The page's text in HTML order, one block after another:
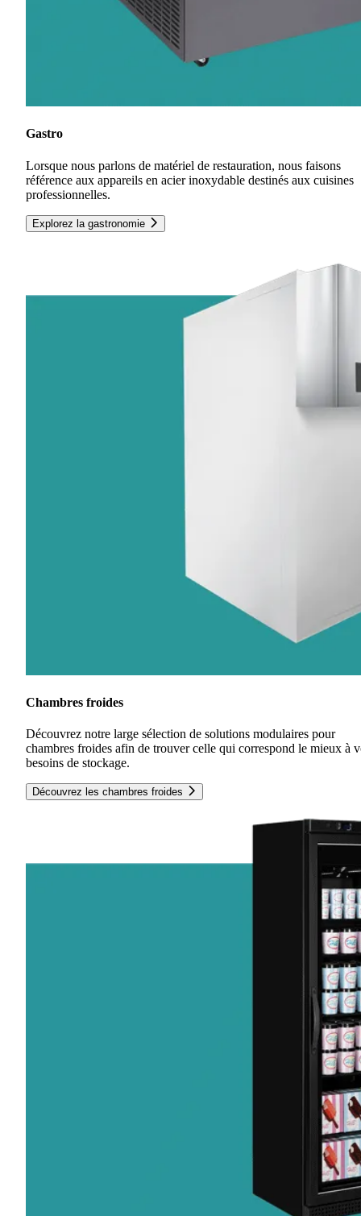
Gastro
Lorsque nous parlons de matériel de restauration, nous faisons
référence aux appareils en acier inoxydable destinés aux cuisines
professionnelles.
Explorez la gastronomie
Chambres froides
Découvrez notre large sélection de solutions modulaires pour
chambres froides afin de trouver celle qui correspond le mieux à
besoins de stockage.
Découvrez les chambres froides